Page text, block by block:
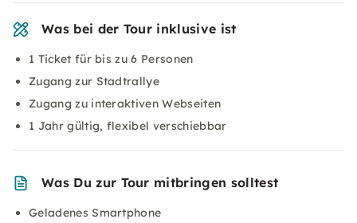
Was bei der Tour inklusive ist
1 Ticket für bis zu 6 Personen
Zugang zur Stadtrallye
Zugang zu interaktiven Webseiten
1 Jahr gültig, flexibel verschiebbar
Was Du zur Tour mitbringen solltest
Geladenes Smartphone